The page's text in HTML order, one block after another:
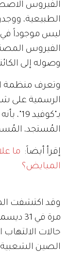
الفيروس
الطبيعية،
ليس موجوداً في
الفيروس
وصوله إلى
وتعرف منظمة
الرسمية على
المُستجد،
إقرأ أيضاً: ما
المبايض؟
وقد اكتشفت
حالات
الصين